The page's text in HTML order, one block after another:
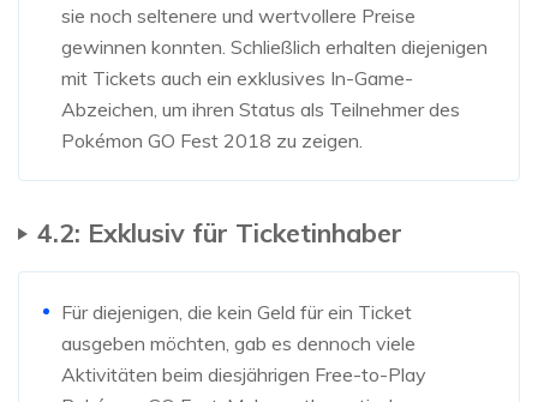
sie noch seltenere und wertvollere Preise
gewinnen konnten. Schließlich erhalten diejenigen
mit Tickets auch ein exklusives In-Game-
Abzeichen, um ihren Status als Teilnehmer des
Pokémon GO Fest 2018 zu zeigen.
4.2: Exklusiv für Ticketinhaber
Für diejenigen, die kein Geld für ein Ticket
ausgeben möchten, gab es dennoch viele
Aktivitäten beim diesjährigen Free-to-Play